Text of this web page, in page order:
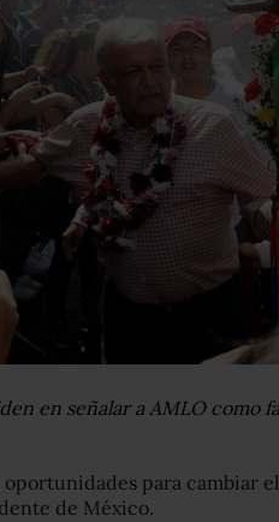
en señalar a AMLO como
oportunidades para cambiar
de México.